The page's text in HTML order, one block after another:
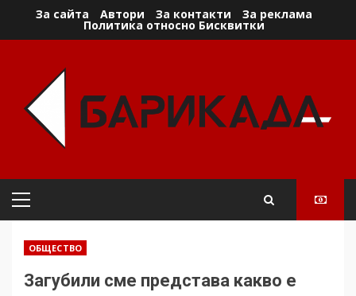
За сайта Автори За контакти За реклама
Политика относно Бисквитки
Primary
ОБЩЕСТВО
Загубили сме представа какво е